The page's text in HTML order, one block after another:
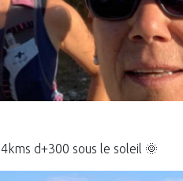
d+300 sous le soleil 🌞